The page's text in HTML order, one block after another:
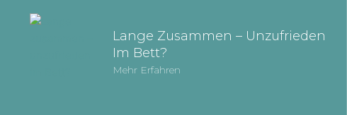
Lange Zusammen – Unzufrieden
Im Bett?
Mehr Erfahren